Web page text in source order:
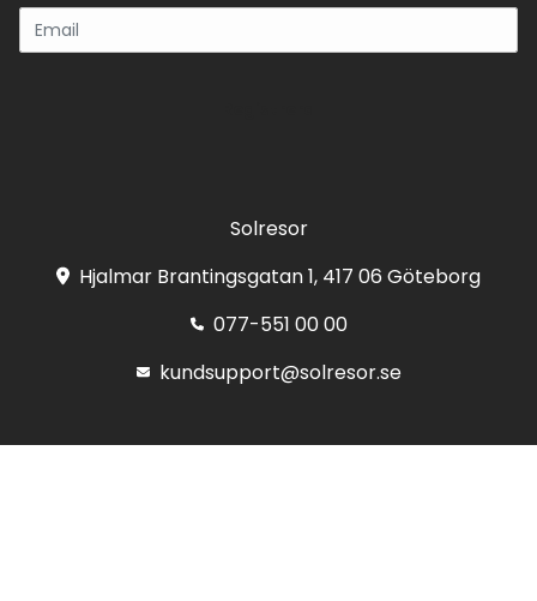
Solresor
Hjalmar Brantingsgatan 1, 417 06 Göteborg
077-551 00 00
kundsupport@solresor.se